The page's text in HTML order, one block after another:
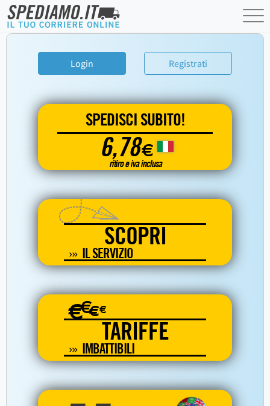
Login Registrati
SPEDISCI SUBITO!
6,78€
ritiro e iva inclusa
SCOPRI
IL SERVIZIO
€€€€
TARIFFE
IMBATTIBILI